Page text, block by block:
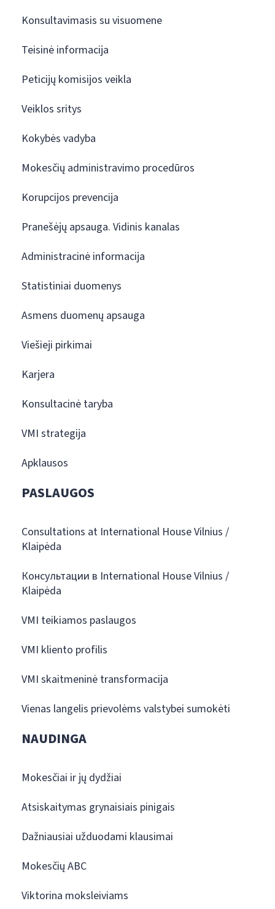
Konsultavimasis su visuomene
Teisinė informacija
Peticijų komisijos veikla
Veiklos sritys
Kokybės vadyba
Mokesčių administravimo procedūros
Korupcijos prevencija
Pranešėjų apsauga. Vidinis kanalas
Administracinė informacija
Statistiniai duomenys
Asmens duomenų apsauga
Viešieji pirkimai
Karjera
Konsultacinė taryba
VMI strategija
Apklausos
PASLAUGOS
Consultations at International House Vilnius /
Klaipėda
Консультации в International House Vilnius /
Klaipėda
VMI teikiamos paslaugos
VMI kliento profilis
VMI skaitmeninė transformacija
Vienas langelis prievolėms valstybei sumokėti
NAUDINGA
Mokesčiai ir jų dydžiai
Atsiskaitymas grynaisiais pinigais
Dažniausiai užduodami klausimai
Mokesčių ABC
Viktorina moksleiviams